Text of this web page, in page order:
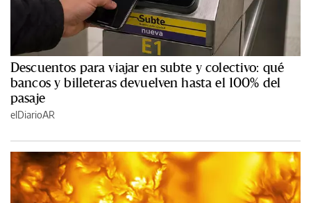
Descuentos para viajar en subte y colectivo: qué
bancos y billeteras devuelven hasta el 100% del
pasaje
elDiarioAR